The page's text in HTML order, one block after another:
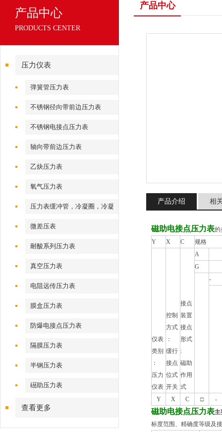
产品中心
PRODUCTS CENTER
压力仪表
弹簧管压力表
不锈钢径向带前边压力表
不锈钢电接点压力表
轴向带前边压力表
乙炔压力表
氧气压力表
压力表缓冲管，冷凝圈，冷凝
弯
微差压表
耐酸系列压力表
真空压力表
电阻远传压力表
膜盒压力表
防爆电接点压力表
隔膜压力表
半钢压力表
礠助压力表
查看更多
产品中心
产品介绍 相
磁助电接点压力表的
Y
X C 规格
仪表
类别
：
压力
仪表
控制
方式
：
缓行
接点
位式
开关
接点
装置
接点
形式
:
磁助
作用
式
A
G
-
Y X C □ -
磁助电接点压力表主
标度范围、精确度等级及